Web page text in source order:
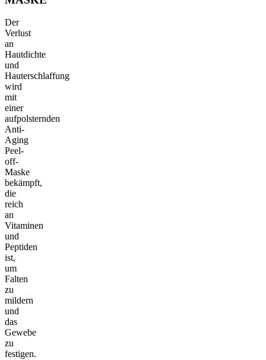
Der
Verlust
an
Hautdichte
und
Hauterschlaffung
wird
mit
einer
aufpolsternden
Anti-
Aging
Peel-
off-
Maske
bekämpft,
die
reich
an
Vitaminen
und
Peptiden
ist,
um
Falten
zu
mildern
und
das
Gewebe
zu
festigen.